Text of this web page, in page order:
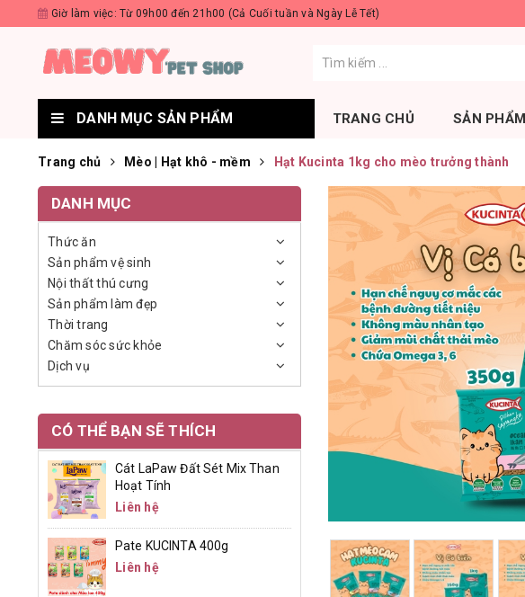
Giờ làm việc: Từ 09h00 đến 21h00 (Cả Cuối tuần và Ngày Lễ Tết)
DANH MỤC SẢN PHẨM TRANG CHỦ SẢN PHẨM
Trang chủ Mèo | Hạt khô - mềm Hạt Kucinta 1kg cho mèo trưởng thành
DANH MỤC
Thức ăn
Sản phẩm vệ sinh
Nội thất thú cưng
Sản phẩm làm đẹp
Thời trang
Chăm sóc sức khỏe
Dịch vụ
CÓ THỂ BẠN SẼ THÍCH
Cát LaPaw Đất Sét Mix Than
Hoạt Tính
Liên hệ
Pate KUCINTA 400g
Liên hệ